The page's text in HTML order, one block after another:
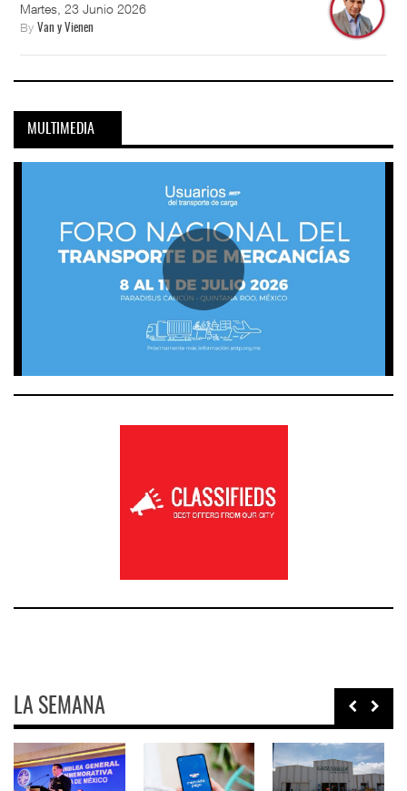
Martes, 23 Junio 2026
By Van y Vienen
MULTIMEDIA
LA SEMANA